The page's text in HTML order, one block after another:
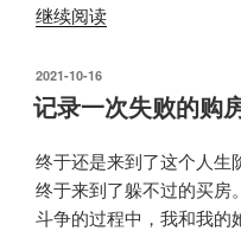
继续阅读“二
三，
从
南
到
北”
发
布
于
2021-10-16
记录一次失败的购
终于还是来到了这个人生
终于来到了躲不过的买房
斗争的过程中，我和我的